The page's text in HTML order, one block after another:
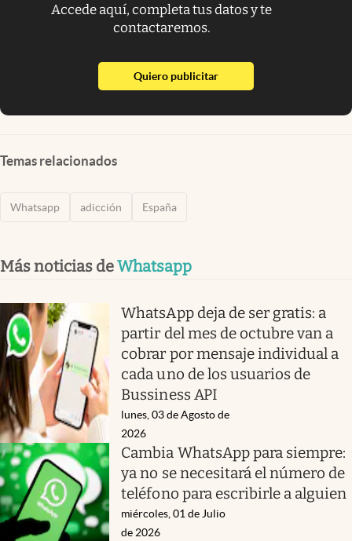
Accede aquí, completa tus datos y te
contactaremos.
Quiero publicitarabre en nueva pestaña
Temas relacionados
Whatsapp adicción España
Más noticias deWhatsapp
WhatsApp deja de ser gratis: a
partir del mes de octubre van a
cobrar por mensaje individual a
cada uno de los usuarios de
Bussiness API
lunes, 03 de Agosto de
2026
Cambia WhatsApp para siempre:
ya no se necesitará el número de
teléfono para escribirle a alguien
miércoles, 01 de Julio
de 2026